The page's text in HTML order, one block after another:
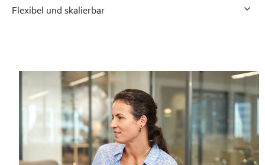
Flexibel und skalierbar